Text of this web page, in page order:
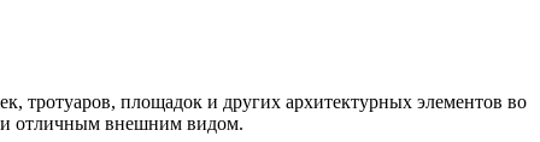
тротуаров, площадок и других архитектурных элементов во
и отличным внешним видом.